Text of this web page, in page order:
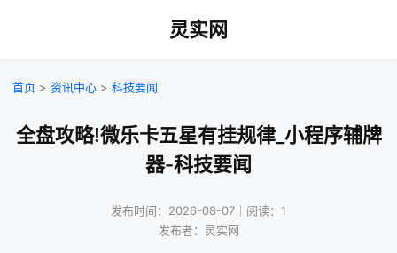
灵实网
首页 > 资讯中心 > 科技要闻
全盘攻略!微乐卡五星有挂规律_小程序辅牌
器-科技要闻
发布时间：2026-08-07｜阅读：1
发布者：灵实网